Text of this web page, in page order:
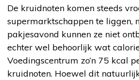
De kruidnoten komen steeds
supermarktschappen te liggen,
pakjesavond kunnen ze niet
echter wel behoorlijk wat
Voedingscentrum zo’n 75 kcal
kruidnoten. Hoewel dit